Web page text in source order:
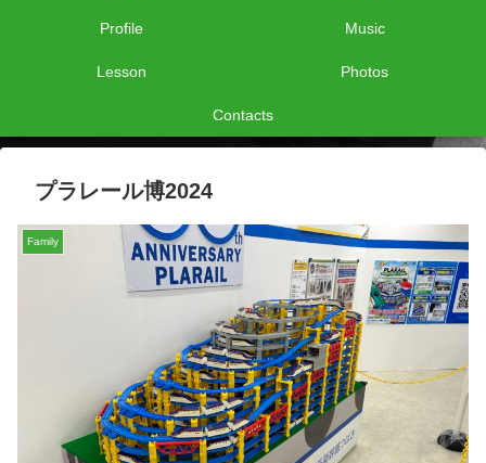
Profile Music
Lesson Photos
Contacts
プラレール博2024
Family